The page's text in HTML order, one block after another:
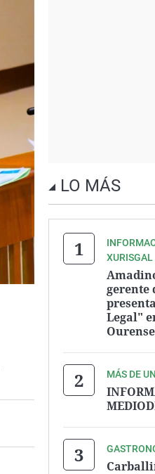
LO MÁS
XURISGAL
gerente
Legal"
Ourense
MÁS DE